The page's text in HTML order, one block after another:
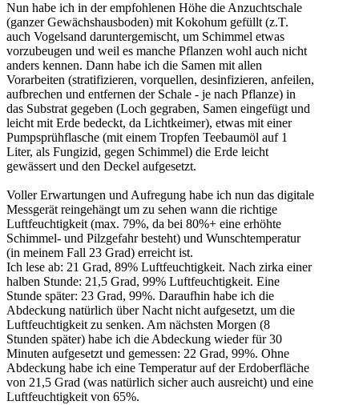
Nun habe ich in der empfohlenen Höhe die Anzuchtschale
(ganzer Gewächshausboden) mit Kokohum gefüllt (z.T.
auch Vogelsand daruntergemischt, um Schimmel etwas
vorzubeugen und weil es manche Pflanzen wohl auch nicht
anders kennen. Dann habe ich die Samen mit allen
Vorarbeiten (stratifizieren, vorquellen, desinfizieren, anfeilen,
aufbrechen und entfernen der Schale - je nach Pflanze) in
das Substrat gegeben (Loch gegraben, Samen eingefügt und
leicht mit Erde bedeckt, da Lichtkeimer), etwas mit einer
Pumpsprühflasche (mit einem Tropfen Teebaumöl auf 1
Liter, als Fungizid, gegen Schimmel) die Erde leicht
gewässert und den Deckel aufgesetzt.
Voller Erwartungen und Aufregung habe ich nun das digitale
Messgerät reingehängt um zu sehen wann die richtige
Luftfeuchtigkeit (max. 79%, da bei 80%+ eine erhöhte
Schimmel- und Pilzgefahr besteht) und Wunschtemperatur
(in meinem Fall 23 Grad) erreicht ist.
Ich lese ab: 21 Grad, 89% Luftfeuchtigkeit. Nach zirka einer
halben Stunde: 21,5 Grad, 99% Luftfeuchtigkeit. Eine
Stunde später: 23 Grad, 99%. Daraufhin habe ich die
Abdeckung natürlich über Nacht nicht aufgesetzt, um die
Luftfeuchtigkeit zu senken. Am nächsten Morgen (8
Stunden später) habe ich die Abdeckung wieder für 30
Minuten aufgesetzt und gemessen: 22 Grad, 99%. Ohne
Abdeckung habe ich eine Temperatur auf der Erdoberfläche
von 21,5 Grad (was natürlich sicher auch ausreicht) und eine
Luftfeuchtigkeit von 65%.